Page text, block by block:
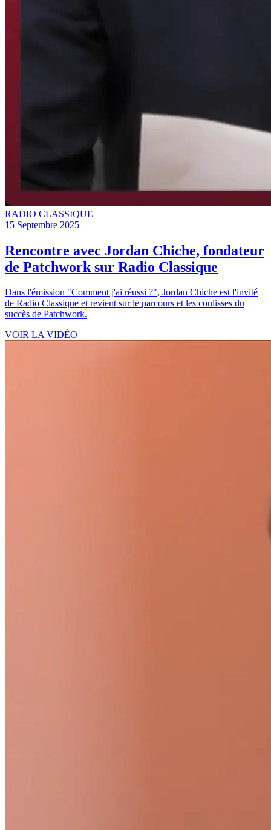
RADIO CLASSIQUE
15 Septembre 2025
Rencontre avec Jordan Chiche, fondateur
de Patchwork sur Radio Classique
Dans l'émission "Comment j'ai réussi ?", Jordan Chiche est l'invité
de Radio Classique et revient sur le parcours et les coulisses du
succès de Patchwork.
VOIR LA VIDÉO